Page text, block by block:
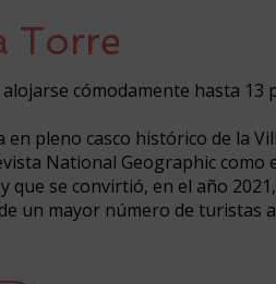
Torre
cómodamente hasta 13
pleno casco histórico de la
National Geographic como
que se convirtió, en el año
un mayor número de turistas